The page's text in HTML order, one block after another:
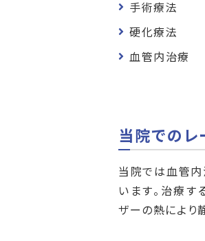
手術療法
硬化療法
血管内治療
当院での
当院では血管
います。治療
ザーの熱により